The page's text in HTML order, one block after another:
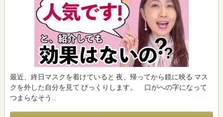
最近、終日マスクを着けていると 夜、帰ってから鏡に映る マス
クを外した自分を見て びっくりします。 口がへの字になって
つまらなそう…